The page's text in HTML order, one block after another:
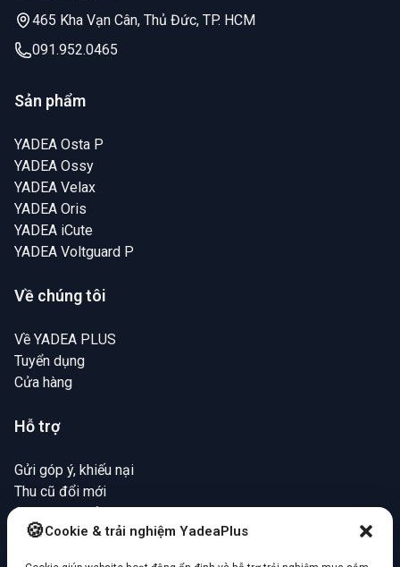
Cookie & trải nghiệm YadeaPlus
465 Kha Vạn Cân, Thủ Đức, TP. HCM
091.952.0465
Sản phẩm
YADEA Osta P
YADEA Ossy
YADEA Velax
YADEA Oris
YADEA iCute
YADEA Voltguard P
Về chúng tôi
Về YADEA PLUS
Tuyển dụng
Cửa hàng
Hỗ trợ
Gửi góp ý, khiếu nại
Thu cũ đổi mới
Chính sách bảo hành
Mua hàng trả chậm